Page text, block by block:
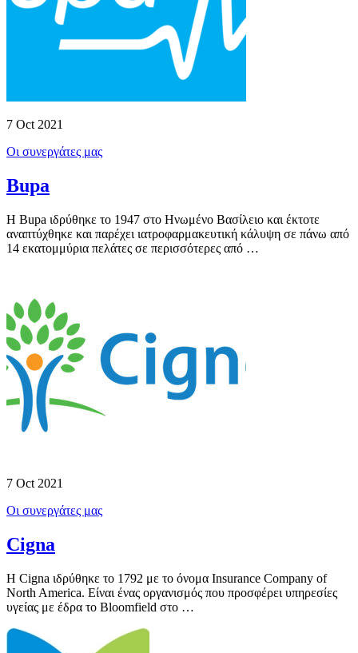
7 Oct 2021
Οι συνεργάτες μας
Bupa
Η Bupa ιδρύθηκε το 1947 στο Ηνωμένο Βασίλειο και έκτοτε
αναπτύχθηκε και παρέχει ιατροφαρμακευτική κάλυψη σε πάνω από
14 εκατομμύρια πελάτες σε περισσότερες από …
7 Oct 2021
Οι συνεργάτες μας
Cigna
Η Cigna ιδρύθηκε το 1792 με το όνομα Insurance Company of
North America. Είναι ένας οργανισμός που προσφέρει υπηρεσίες
υγείας με έδρα το Bloomfield στο …